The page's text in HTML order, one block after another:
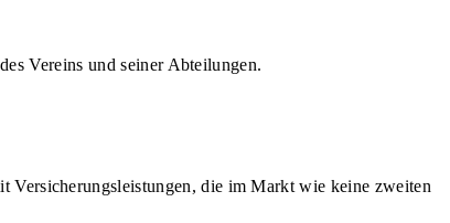
Vereins und seiner Abteilungen.
Versicherungsleistungen, die im Markt wie keine zweiten